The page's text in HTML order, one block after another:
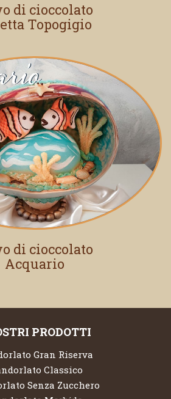
di cioccolato
Topogigio
di cioccolato
Acquario
PRODOTTI
Gran Riserva
Classico
Senza Zucchero